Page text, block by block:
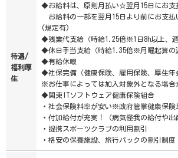
待遇/
福利厚
生
◆お給料は、原則月払い☆翌月15日にお支
お給料の一部を翌月15日より前にお支払
(規定有)
◆残業代支給（時給1.25倍※1日8h以上、週
◆休日手当支給（時給1.35倍※月曜起算の
◆有給休暇
◆社保完備（健康保険、雇用保険、厚生年
※お仕事によっては加入対象外となる場合
◆関東ITソフトウェア健康保険組合
・社会保険料率が安い※政府管掌健康保険
・付加給付が充実！（病気怪我の給付や出
・提携スポーツクラブの利用割引
・格安の保養施設、旅行パックの割引制度